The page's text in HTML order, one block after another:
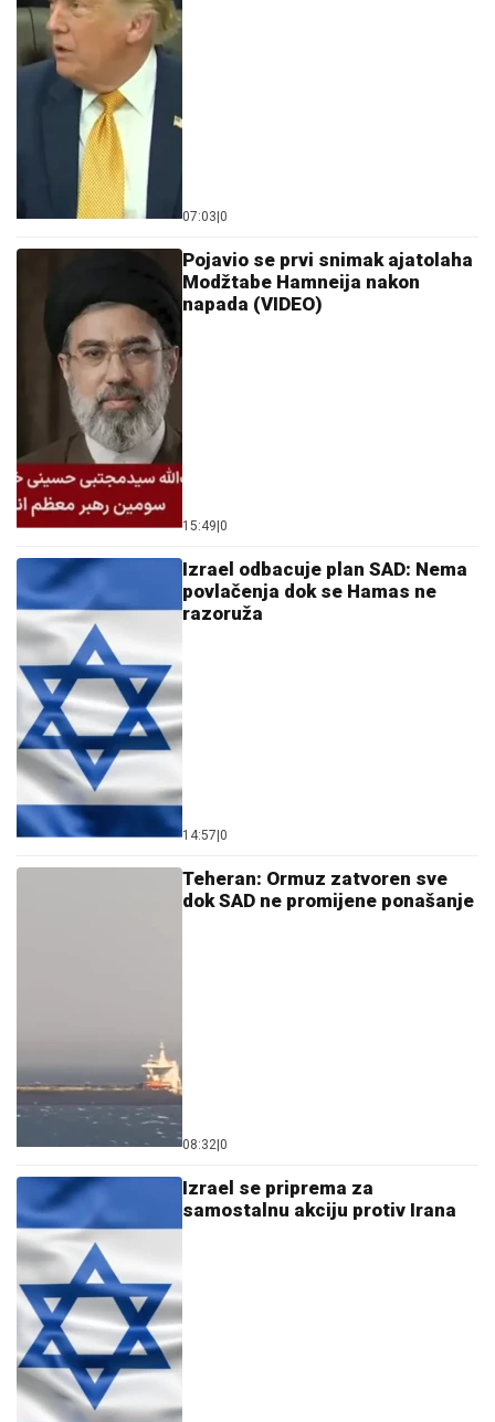
07:03 0
Pojavio se prvi snimak ajatolaha
Modžtabe Hamneija nakon
napada (VIDEO)
15:49 0
Izrael odbacuje plan SAD: Nema
povlačenja dok se Hamas ne
razoruža
14:57 0
Teheran: Ormuz zatvoren sve
dok SAD ne promijene ponašanje
08:32 0
Izrael se priprema za
samostalnu akciju protiv Irana